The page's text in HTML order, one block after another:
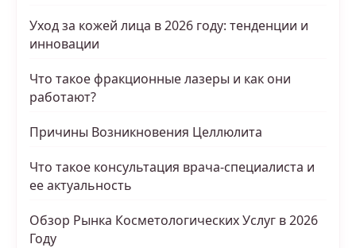
Уход за кожей лица в 2026 году: тенденции и
инновации
Что такое фракционные лазеры и как они
работают?
Причины Возникновения Целлюлита
Что такое консультация врача-специалиста и
ее актуальность
Обзор Рынка Косметологических Услуг в 2026
Году